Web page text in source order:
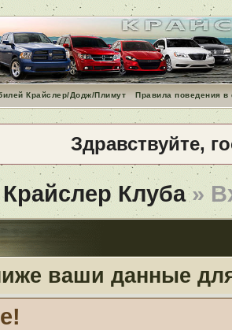
Крайслер/Додж/Плимут Правила поведения
Здравствуйте,
Клуба»
ваши данные